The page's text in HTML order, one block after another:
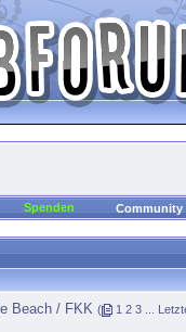
Spenden Community
Beach / FKK ( 1 2 3